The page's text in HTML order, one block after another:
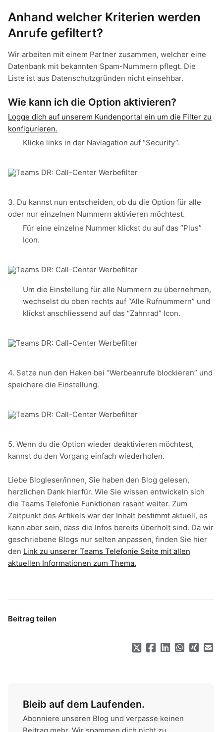
Anhand welcher Kriterien werden
Anrufe gefiltert?
Wir arbeiten mit einem Partner zusammen, welcher eine
Datenbank mit bekannten Spam-Nummern pflegt. Die
Liste ist aus Datenschutzgründen nicht einsehbar.
Wie kann ich die Option aktivieren?
Logge dich auf unserem Kundenportal ein um die Filter zu
konfigurieren.
Klicke links in der Naviagation auf “Security”.
3. Du kannst nun entscheiden, ob du die Option für alle
oder nur einzelnen Nummern aktivieren möchtest.
Für eine einzelne Nummer klickst du auf das “Plus”
Icon.
Um die Einstellung für alle Nummern zu übernehmen,
wechselst du oben rechts auf “Alle Rufnummern” und
klickst anschliessend auf das “Zahnrad” Icon.
4. Setze nun den Haken bei “Werbeanrufe blockieren” und
speichere die Einstellung.
5. Wenn du die Option wieder deaktivieren möchtest,
kannst du den Vorgang einfach wiederholen.
Liebe Blogleser/innen, Sie haben den Blog gelesen,
herzlichen Dank hierfür. Wie Sie wissen entwickeln sich
die Teams Telefonie Funktionen rasant weiter. Zum
Zeitpunkt des Artikels war der Inhalt bestimmt aktuell, es
kann aber sein, dass die Infos bereits überholt sind. Da wir
geschriebene Blogs nur selten anpassen, finden Sie hier
den Link zu unserer Teams Telefonie Seite mit allen
aktuellen Informationen zum Thema.
Beitrag teilen
Bleib auf dem Laufenden.
Abonniere unseren Blog und verpasse keinen